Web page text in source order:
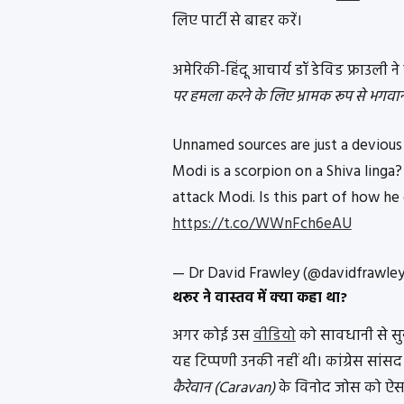
लिए पार्टी से बाहर करें।
अमेरिकी-हिंदू आचार्य डॉ डेविड फ्राउली
पर हमला करने के लिए भ्रामक रूप से
Unnamed sources are just a
Modi is a scorpion on a Shiva
attack Modi. Is this part of how he
https://t.co/WWnFch6eAU
— Dr David Frawley
थरूर ने वास्तव में क्या कहा था?
अगर कोई उसवीडियोको सावधानी से
यह टिप्पणी उनकी नहीं थी। कांग्रेस
कैरेवान (Caravan)के विनोद जोस को